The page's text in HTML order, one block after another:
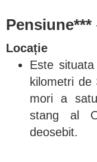
Pensiune***
Locație
Este
kilometri de
mori a
stang al
deosebit.